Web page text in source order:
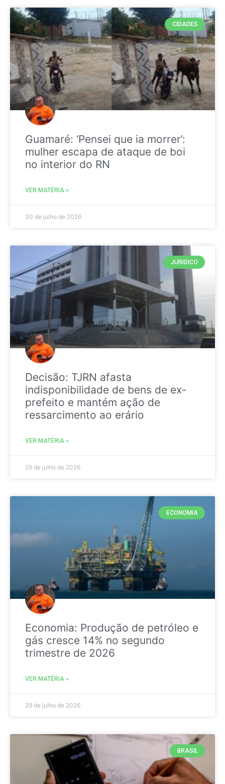
CIDADES
Guamaré: ‘Pensei que ia morrer’:
mulher escapa de ataque de boi
no interior do RN
VER MATÉRIA »
30 de julho de 2026
JURIDICO
Decisão: TJRN afasta
indisponibilidade de bens de ex-
prefeito e mantém ação de
ressarcimento ao erário
VER MATÉRIA »
29 de julho de 2026
ECONOMIA
Economia: Produção de petróleo e
gás cresce 14% no segundo
trimestre de 2026
VER MATÉRIA »
29 de julho de 2026
BRASIL